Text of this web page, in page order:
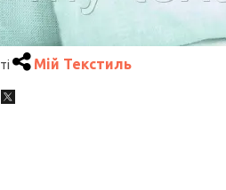
Мій Текстиль